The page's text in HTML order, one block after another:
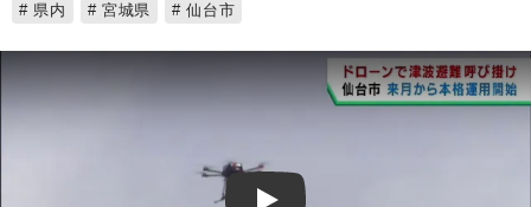
県内
宮城県 仙台市